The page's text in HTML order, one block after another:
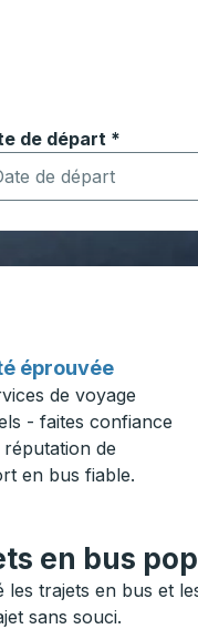
les touches
ouvrir les
de départ *
la date au format
éprouvée
de voyage
- faites confiance
de
en bus fiable.
en bus
trajets en bus et
sans souci.